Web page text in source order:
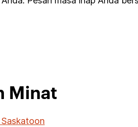
Minat